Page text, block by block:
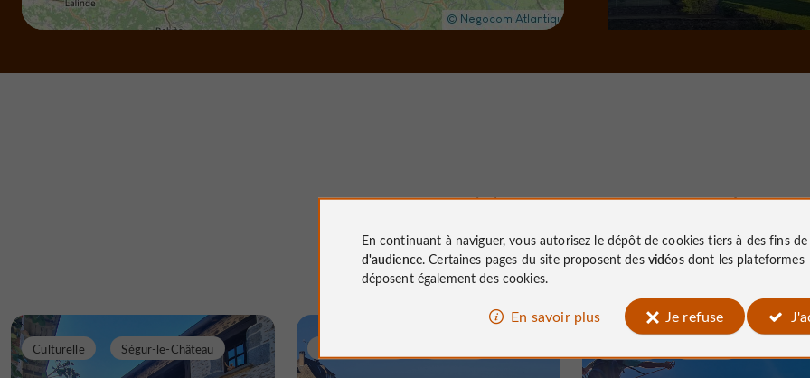
Parc de Garaboeuf
Nous avons testé
pour vous
Culturelle Ségur-le-Château
En continuant à naviguer, vous autorisez le dépôt de cookies tiers à des fins de
d'audience. Certaines pages du site proposent des vidéosdont les plateformes
déposent également des cookies.
En savoir plus Je refuse